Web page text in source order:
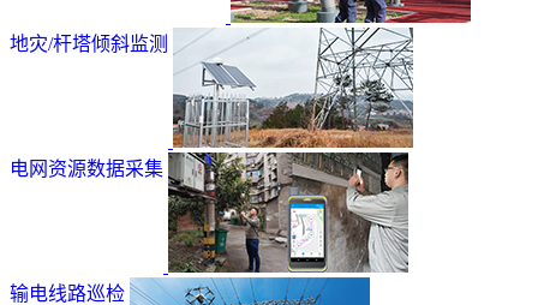
地灾/杆塔倾斜监测
电网资源数据采集
输电线路巡检